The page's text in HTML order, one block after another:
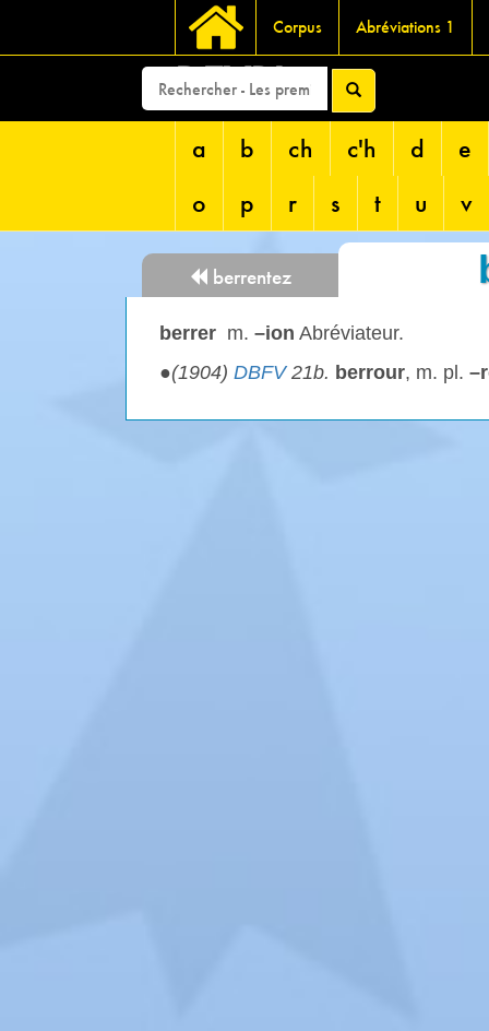
Corpus Abréviations 1
DEVRI
a b ch c'h d
e
o
p r s t u v
berrentez
berrer m. –ion Abréviateur.
●(1904) DBFV21b. berrour, m. pl.